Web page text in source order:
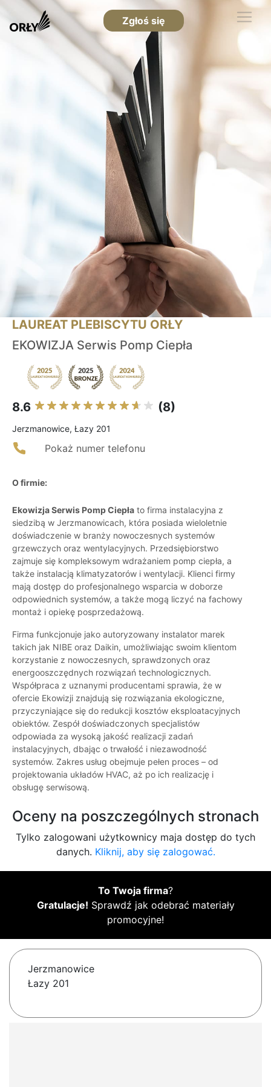
Zgłoś się
LAUREAT PLEBISCYTU ORŁY
EKOWIZJA Serwis Pomp Ciepła
8.6 (8)
Jerzmanowice, Łazy 201
Pokaż numer telefonu
O firmie:
Ekowizja Serwis Pomp Ciepła to firma instalacyjna z
siedzibą w Jerzmanowicach, która posiada wieloletnie
doświadczenie w branży nowoczesnych systemów
grzewczych oraz wentylacyjnych. Przedsiębiorstwo
zajmuje się kompleksowym wdrażaniem pomp ciepła, a
także instalacją klimatyzatorów i wentylacji. Klienci firmy
mają dostęp do profesjonalnego wsparcia w doborze
odpowiednich systemów, a także mogą liczyć na fachowy
montaż i opiekę posprzedażową.
Firma funkcjonuje jako autoryzowany instalator marek
takich jak NIBE oraz Daikin, umożliwiając swoim klientom
korzystanie z nowoczesnych, sprawdzonych oraz
energooszczędnych rozwiązań technologicznych.
Współpraca z uznanymi producentami sprawia, że w
ofercie Ekowizji znajdują się rozwiązania ekologiczne,
przyczyniające się do redukcji kosztów eksploatacyjnych
obiektów. Zespół doświadczonych specjalistów
odpowiada za wysoką jakość realizacji zadań
instalacyjnych, dbając o trwałość i niezawodność
systemów. Zakres usług obejmuje pełen proces – od
projektowania układów HVAC, aż po ich realizację i
obsługę serwisową.
Oceny na poszczególnych stronach
Tylko zalogowani użytkownicy maja dostęp do tych
danych. Kliknij, aby się zalogować.
To Twoja firma?
Gratulacje! Sprawdź jak odebrać materiały
promocyjne!
Jerzmanowice
Łazy 201